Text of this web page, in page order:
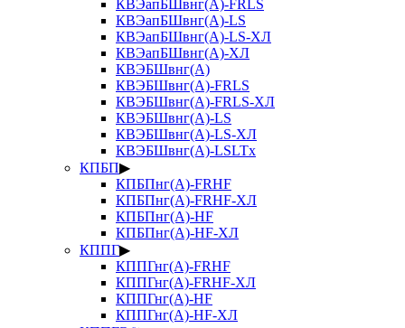
КВЭапБШвнг(А)-FRLS
КВЭапБШвнг(А)-LS
КВЭапБШвнг(А)-LS-ХЛ
КВЭапБШвнг(А)-ХЛ
КВЭБШвнг(А)
КВЭБШвнг(А)-FRLS
КВЭБШвнг(А)-FRLS-ХЛ
КВЭБШвнг(А)-LS
КВЭБШвнг(А)-LS-ХЛ
КВЭБШвнг(А)-LSLTx
КПБП▶
КПБПнг(А)-FRHF
КПБПнг(А)-FRHF-ХЛ
КПБПнг(А)-HF
КПБПнг(А)-HF-ХЛ
КППГ▶
КППГнг(А)-FRHF
КППГнг(А)-FRHF-ХЛ
КППГнг(А)-HF
КППГнг(А)-HF-ХЛ